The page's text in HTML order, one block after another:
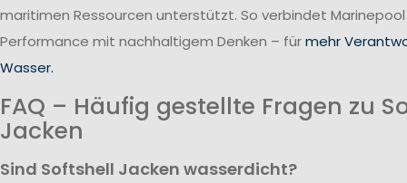
maritimen Ressourcen unterstützt. So verbindet
Performance mit nachhaltigem Denken – fürmehr
Wasser.
FAQ – Häufig gestellte Fragen zu
Jacken
Sind Softshell Jacken wasserdicht?